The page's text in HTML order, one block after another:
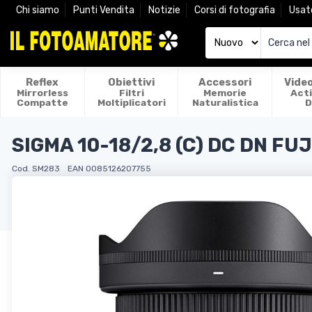
Chi siamo Punti Vendita Notizie Corsi di fotografia
Reflex
Mirrorless
Compatte
Obiettivi
Filtri
Moltiplicatori
Accessori
Memorie
Naturalistica
SIGMA 10-18/2,8 (C) DC DN
Cod. SM283 EAN 0085126207755